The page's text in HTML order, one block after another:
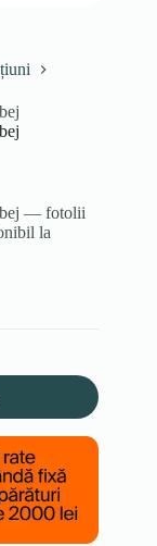
bej — fotolii
la